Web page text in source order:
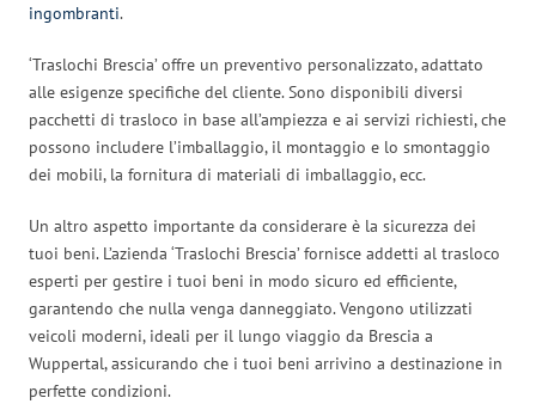
ingombranti.
‘Traslochi Brescia’ offre un preventivo personalizzato, adattato
alle esigenze specifiche del cliente. Sono disponibili diversi
pacchetti di trasloco in base all’ampiezza e ai servizi richiesti, che
possono includere l’imballaggio, il montaggio e lo smontaggio
dei mobili, la fornitura di materiali di imballaggio, ecc.
Un altro aspetto importante da considerare è la sicurezza dei
tuoi beni. L’azienda ‘Traslochi Brescia’ fornisce addetti al trasloco
esperti per gestire i tuoi beni in modo sicuro ed efficiente,
garantendo che nulla venga danneggiato. Vengono utilizzati
veicoli moderni, ideali per il lungo viaggio da Brescia a
Wuppertal, assicurando che i tuoi beni arrivino a destinazione in
perfette condizioni.